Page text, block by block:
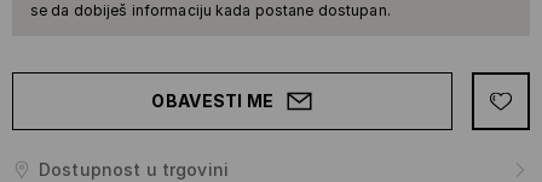
se da dobiješ informaciju kada postane dostupan.
OBAVESTI ME
Dostupnost u trgovini